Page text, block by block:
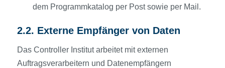
dem Programmkatalog per Post sowie per Mail.
2.2. Externe Empfänger von Daten
Das Controller Institut arbeitet mit externen
Auftragsverarbeitern und Datenempfängern